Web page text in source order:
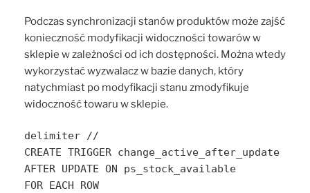
Podczas synchronizacji stanów produktów może zajść
konieczność modyfikacji widoczności towarów w
sklepie w zależności od ich dostępności. Można wtedy
wykorzystać wyzwalacz w bazie danych, który
natychmiast po modyfikacji stanu zmodyfikuje
widoczność towaru w sklepie.
delimiter //
CREATE TRIGGER change_active_after_update
AFTER UPDATE ON ps_stock_available
FOR EACH ROW